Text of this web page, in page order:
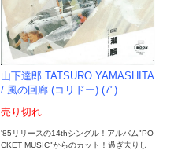
山下達郎 TATSURO YAMASHITA
/ 風の回廊 (コリドー) (7")
売り切れ
'85リリースの14thシングル！アルバム"PO
CKET MUSIC"からのカット！過ぎ去りし